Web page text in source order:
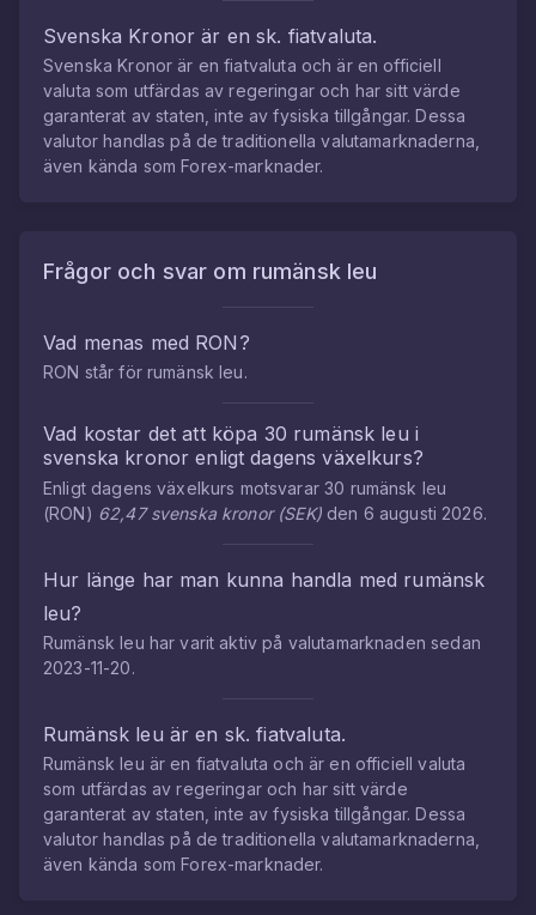
Svenska Kronor är en sk. fiatvaluta.
Svenska Kronor är en fiatvaluta och är en officiell
valuta som utfärdas av regeringar och har sitt värde
garanterat av staten, inte av fysiska tillgångar. Dessa
valutor handlas på de traditionella valutamarknaderna,
även kända som Forex-marknader.
Frågor och svar om rumänsk leu
Vad menas med RON ?
RON står för rumänsk leu.
Vad kostar det att köpa 30 rumänsk leu i
svenska kronor enligt dagens växelkurs?
Enligt dagens växelkurs motsvarar30 rumänsk leu
(RON) 62,47 svenska kronor(SEK)den 6 augusti 2026.
Hur länge har man kunna handla med rumänsk
leu?
Rumänsk leu har varit aktiv på valutamarknaden sedan
2023-11-20.
Rumänsk leu är en sk. fiatvaluta.
Rumänsk leu är en fiatvaluta och är en officiell valuta
som utfärdas av regeringar och har sitt värde
garanterat av staten, inte av fysiska tillgångar. Dessa
valutor handlas på de traditionella valutamarknaderna,
även kända som Forex-marknader.